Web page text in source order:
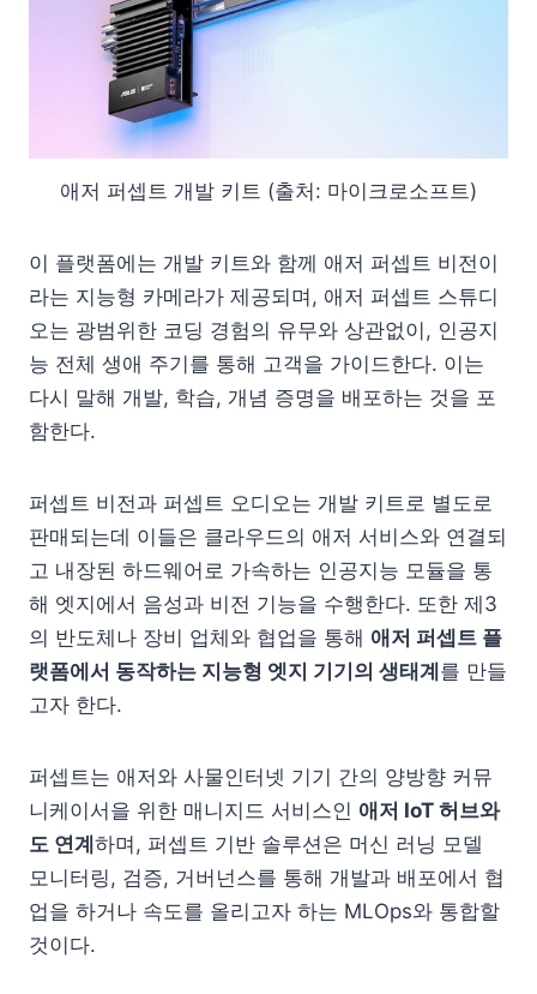
애저 퍼셉트 개발 키트 (출처: 마이크로소프트)
이 플랫폼에는 개발 키트와 함께 애저 퍼셉트 비전이
라는 지능형 카메라가 제공되며, 애저 퍼셉트 스튜디
오는 광범위한 코딩 경험의 유무와 상관없이, 인공지
능 전체 생애 주기를 통해 고객을 가이드한다. 이는
다시 말해 개발, 학습, 개념 증명을 배포하는 것을 포
함한다.
퍼셉트 비전과 퍼셉트 오디오는 개발 키트로 별도로
판매되는데 이들은 클라우드의 애저 서비스와 연결되
고 내장된 하드웨어로 가속하는 인공지능 모듈을 통
해 엣지에서 음성과 비전 기능을 수행한다. 또한 제3
의 반도체나 장비 업체와 협업을 통해 애저 퍼셉트 플
랫폼에서 동작하는 지능형 엣지 기기의 생태계 를 만들
고자 한다.
퍼셉트는 애저와 사물인터넷 기기 간의 양방향 커뮤
니케이서을 위한 매니지드 서비스인 애저 IoT 허브와
도 연계 하며, 퍼셉트 기반 솔루션은 머신 러닝 모델
모니터링, 검증, 거버넌스를 통해 개발과 배포에서 협
업을 하거나 속도를 올리고자 하는 MLOps와 통합할
것이다.